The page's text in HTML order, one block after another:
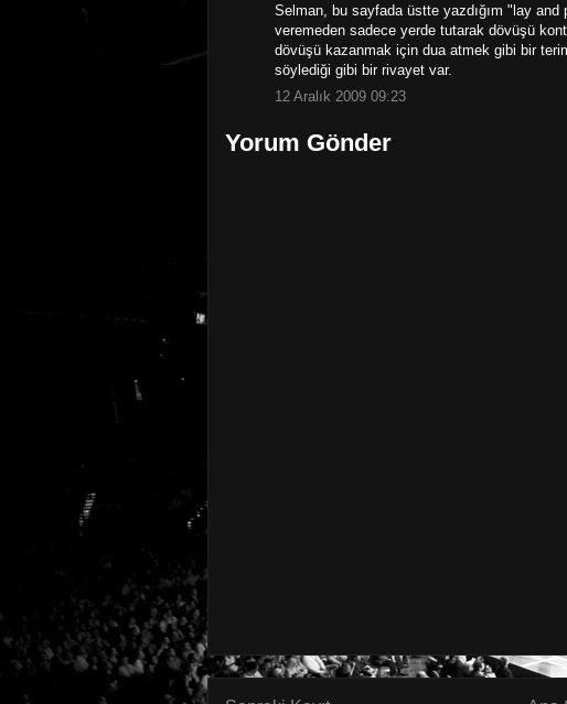
Selman, bu sayfada üstte yazdığım "lay
veremeden sadece yerde tutarak dövüşü
dövüşü kazanmak için dua atmek gibi bir
söylediği gibi bir rivayet var.
12 Aralık 2009 09:23
Yorum Gönder